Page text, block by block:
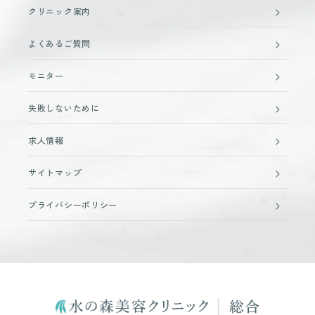
クリニック案内
よくあるご質問
モニター
失敗しないために
求人情報
サイトマップ
プライバシーポリシー